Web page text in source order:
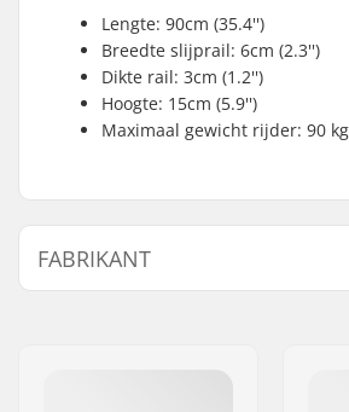
Lengte: 90cm (35.4'')
Breedte slijprail: 6cm (2.3'')
Dikte rail: 3cm (1.2'')
Hoogte: 15cm (5.9'')
Maximaal gewicht rijder: 90 kg
FABRIKANT